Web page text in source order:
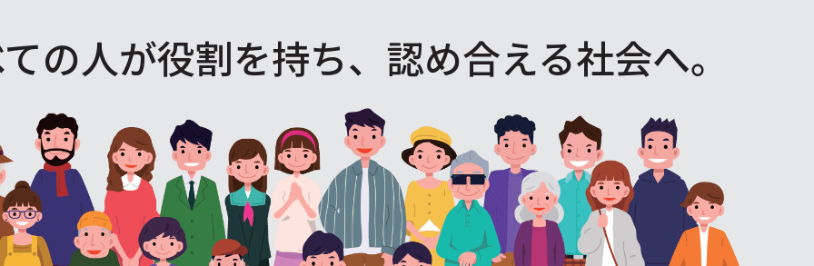
の人が役割を持ち、認め合える社会へ。